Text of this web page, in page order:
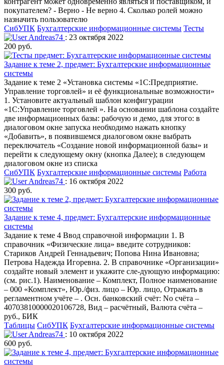
покупателем? - Верно - Не верно 4. Сколько ролей можно
назначить пользователю
СибУПК Бухгалтерские информационные системы Тесты
Andreas74 : 23 октября 2022
200 руб.
Задание к теме 2, предмет: Бухгалтерские информационные
системы
Задание к теме 2 «Установка системы «1С:Предприятие.
Управление торговлей» и её функциональные возможности»
1. Установите актуальный шаблон конфигурации
«1С:Управление торговлей ». На основании шаблона создайте
две информационных базы: рабочую и демо, для этого: в
диалоговом окне запуска необходимо нажать кнопку
«Добавить», в появившемся диалоговом окне выбрать
переключатель «Создание новой информационной базы» и
перейти к следующему окну (кнопка Далее); в следующем
диалоговом окне из списка
СибУПК Бухгалтерские информационные системы Работа
Andreas74 : 16 октября 2022
300 руб.
Задание к теме 4, предмет: Бухгалтерские информационные
системы
Задание к теме 4 Ввод справочной информации 1. В
справочник «Физические лица» введите сотрудников:
Стариков Андрей Геннадьевич; Попова Нина Ивановна;
Петрова Надежда Игоревна. 2. В справочнике «Организации»
создайте новый элемент и укажите сле-дующую информацию:
(см. рис.1). Наименование – Комплект, Полное наименование
– 000 «Комплект», Юр./физ. лицо – Юр. лицо, Отражать в
регламентном учёте – . Осн. банковский счёт: No счёта –
40703810000020106728, Вид – расчётный, Валюта счёта –
руб., БИК
Таблицы СибУПК Бухгалтерские информационные системы
Andreas74 : 10 октября 2022
600 руб.